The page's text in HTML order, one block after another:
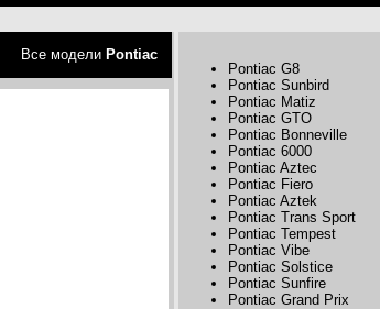
Все модели Pontiac
Pontiac G8
Pontiac Sunbird
Pontiac Matiz
Pontiac GTO
Pontiac Bonneville
Pontiac 6000
Pontiac Aztec
Pontiac Fiero
Pontiac Aztek
Pontiac Trans Sport
Pontiac Tempest
Pontiac Vibe
Pontiac Solstice
Pontiac Sunfire
Pontiac Grand Prix